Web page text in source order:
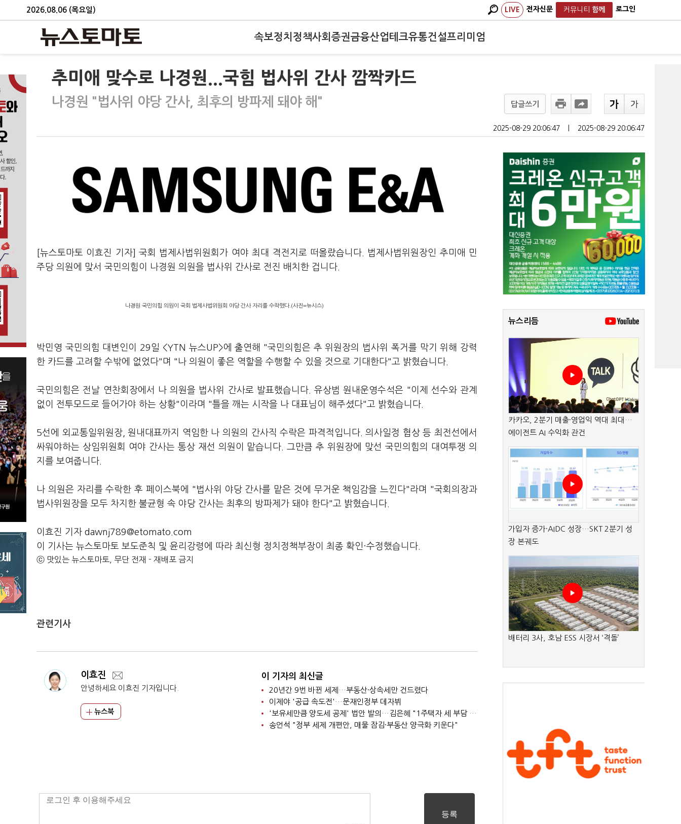
2026.08.06 (목요일) LIVE 전자신문 커뮤니티 함께 로그인
속보정치 정책사회 증권금융산업테크유통건설프리미엄
추미애 맞수로 나경원...국힘 법사위 간사 깜짝카드
나경원 "법사위 야당 간사, 최후의 방파제 돼야 해" 답글쓰기
2025-08-29 20:06:47 2025-08-29 20:06:47
[뉴스토마토 이효진 기자] 국회 법제사법위원회가 여야 최대 격전지로 떠올랐습니다. 법제사법위원장인 추미애 민
주당 의원에 맞서 국민의힘이 나경원 의원을 법사위 간사로 전진 배치한 겁니다.
나경원 국민의힘 의원이 국회 법제사법위원회 야당 간사 자리를 수락했다.(사진=뉴시스)
박민영 국민의힘 대변인이 29일 <YTN 뉴스UP>에 출연해 "국민의힘은 추 위원장의 법사위 폭거를 막기 위해 강력
한 카드를 고려할 수밖에 없었다"며 "나 의원이 좋은 역할을 수행할 수 있을 것으로 기대한다"고 밝혔습니다.
국민의힘은 전날 연찬회장에서 나 의원을 법사위 간사로 발표했습니다. 유상범 원내운영수석은 "이제 선수와 관계
없이 전투모드로 들어가야 하는 상황"이라며 "틀을 깨는 시작을 나 대표님이 해주셨다"고 밝혔습니다.
5선에 외교통일위원장, 원내대표까지 역임한 나 의원의 간사직 수락은 파격적입니다. 의사일정 협상 등 최전선에서
싸워야하는 상임위원회 여야 간사는 통상 재선 의원이 맡습니다. 그만큼 추 위원장에 맞선 국민의힘의 대여투쟁 의
지를 보여줍니다.
나 의원은 자리를 수락한 후 페이스북에 "법사위 야당 간사를 맡은 것에 무거운 책임감을 느낀다"라며 "국회의장과
법사위원장을 모두 차지한 불균형 속 야당 간사는 최후의 방파제가 돼야 한다"고 밝혔습니다.
이효진 기자 dawnj789@etomato.com
이 기사는 뉴스토마토 보도준칙 및 윤리강령에 따라 최신형 정치정책부장이 최종 확인·수정했습니다.
ⓒ 맛있는 뉴스토마토, 무단 전재 - 재배포 금지
관련기사
이효진
안녕하세요 이효진 기자입니다.
뉴스북
이 기자의 최신글
20년간 9번 바뀐 세제…부동산·상속세만 건드렸다
이제야 '공급 속도전'…문재인정부 데자뷔
'보유세만큼 양도세 공제' 법안 발의…김은혜 "1주택자 세 부담 완화"
송언석 "정부 세제 개편안, 매물 잠김·부동산 양극화 키운다"
뉴스리듬
카카오, 2분기 매출·영업익 역대 최대…
에이전트 AI 수익화 관건
가입자 증가·AIDC 성장…SKT 2분기 성
장 본궤도
배터리 3사, 호남 ESS 시장서 ‘격돌’